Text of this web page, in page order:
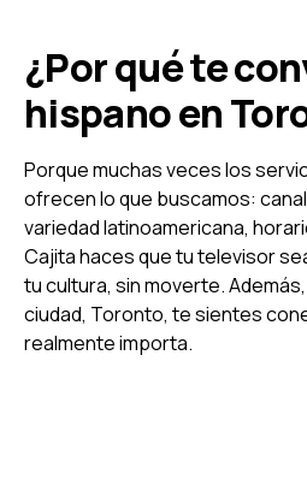
¿Por qué te
hispano en
Porque muchas veces los
ofrecen lo que buscamos:
variedad latinoamericana,
Cajita haces que tu televisor
tu cultura, sin moverte.
ciudad, Toronto, te sientes
realmente importa.